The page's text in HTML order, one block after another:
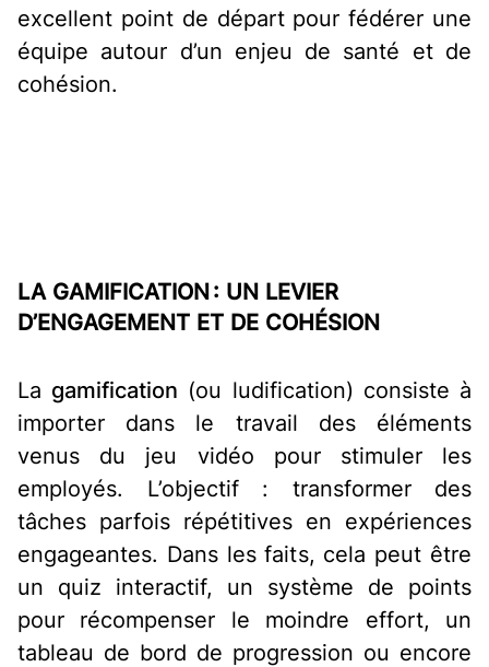
excellent point de départ pour fédérer une
équipe autour d’un enjeu de santé et de
cohésion.
LA GAMIFICATION : UN LEVIER
D’ENGAGEMENT ET DE COHÉSION
La gamification (ou ludification) consiste à
importer dans le travail des éléments
venus du jeu vidéo pour stimuler les
employés. L’objectif : transformer des
tâches parfois répétitives en expériences
engageantes. Dans les faits, cela peut être
un quiz interactif, un système de points
pour récompenser le moindre effort, un
tableau de bord de progression ou encore